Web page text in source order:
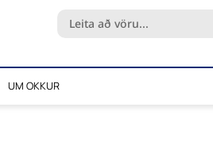
Search
UM OKKUR